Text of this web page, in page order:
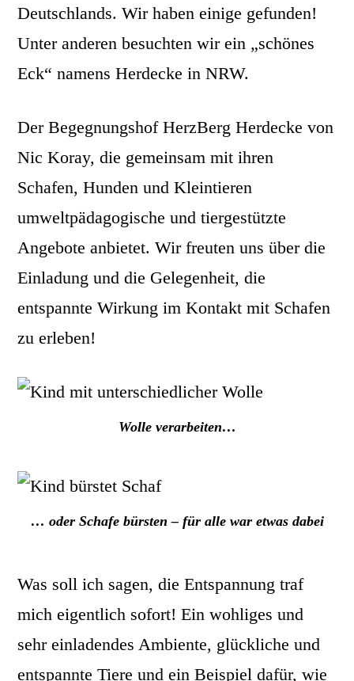
Deutschlands. Wir haben einige gefunden!
Unter anderen besuchten wir ein „schönes
Eck“ namens Herdecke in NRW.
Der Begegnungshof HerzBerg Herdecke von
Nic Koray, die gemeinsam mit ihren
Schafen, Hunden und Kleintieren
umweltpädagogische und tiergestützte
Angebote anbietet. Wir freuten uns über die
Einladung und die Gelegenheit, die
entspannte Wirkung im Kontakt mit Schafen
zu erleben!
Wolle verarbeiten…
… oder Schafe bürsten – für alle war etwas dabei
Was soll ich sagen, die Entspannung traf
mich eigentlich sofort! Ein wohliges und
sehr einladendes Ambiente, glückliche und
entspannte Tiere und ein Beispiel dafür, wie